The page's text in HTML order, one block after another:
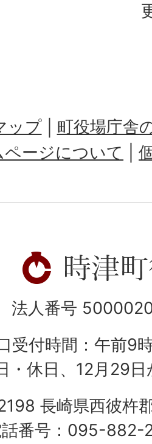
ップ
町役場庁舎
ージについて
法人番号
受付時間：午前9
・休日、12月29
長崎県西彼杵
話番号：095-